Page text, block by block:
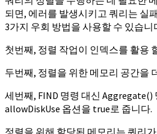
되면, 에러를 발생시키고 쿼리는 실
3가지 우회 방법을 사용할 수 있습니
첫번째, 정렬 작업이 인덱스를 활용
두번째, 정렬을 위한 메모리 공간을
세번째, FIND 명령 대신 Aggregate()
allowDiskUse 옵션을 true로 줍니다.